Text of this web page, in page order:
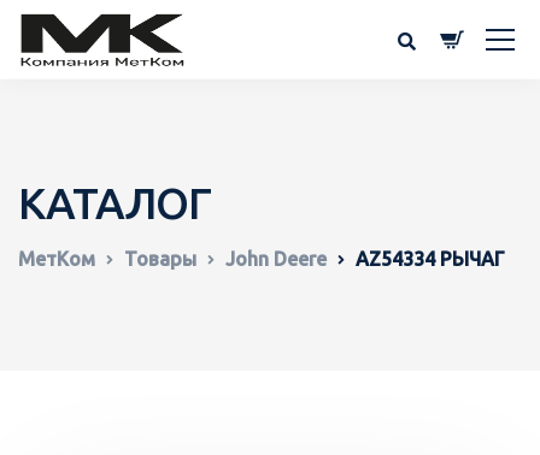
КАТАЛОГ
МетКом Товары John Deere AZ54334 РЫЧАГ